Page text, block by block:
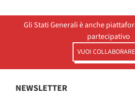
Gli Stati Generali è anche
partecipativo
VUOI
NEWSLETTER